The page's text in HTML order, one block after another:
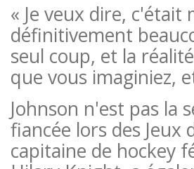
« Je veux dire, c'était
définitivement
seul coup, et la
que vous imaginiez,
Johnson n'est pas la
fiancée lors des
capitaine de hockey